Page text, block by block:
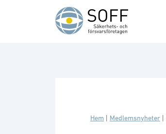
Hoppa till innehåll
Hem Medlemsnyheter